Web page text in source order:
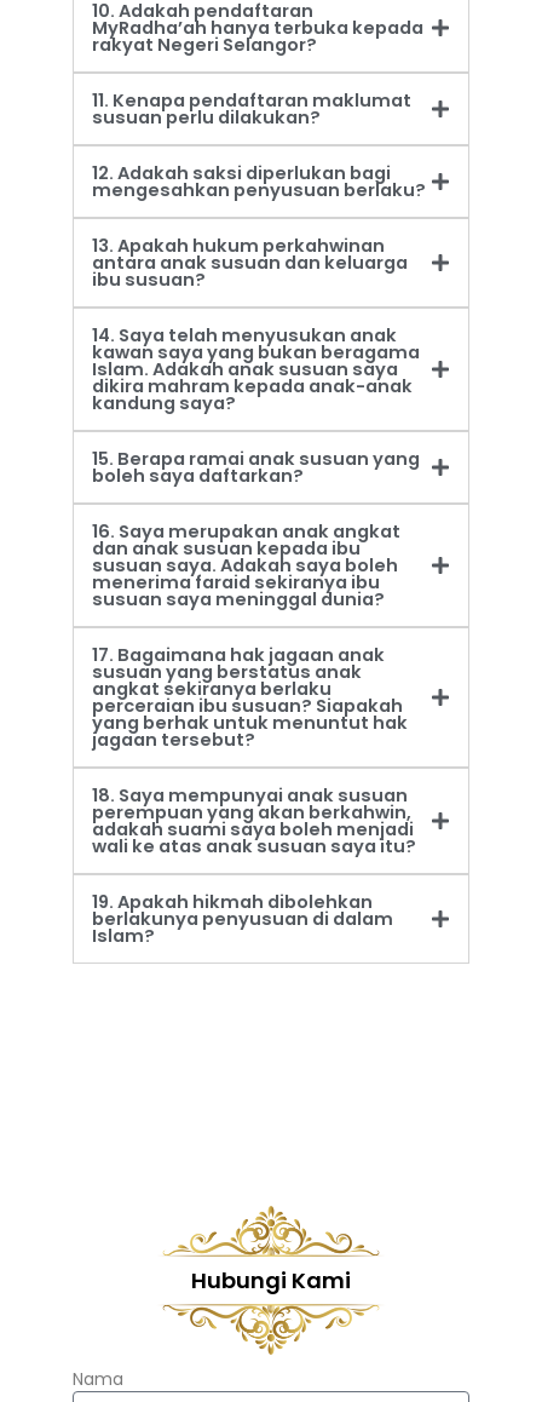
10. Adakah pendaftaran
MyRadha’ah hanya terbuka kepada
rakyat Negeri Selangor?
11. Kenapa pendaftaran maklumat
susuan perlu dilakukan?
12. Adakah saksi diperlukan bagi
mengesahkan penyusuan berlaku?
13. Apakah hukum perkahwinan
antara anak susuan dan keluarga
ibu susuan?
14. Saya telah menyusukan anak
kawan saya yang bukan beragama
Islam. Adakah anak susuan saya
dikira mahram kepada anak-anak
kandung saya?
15. Berapa ramai anak susuan yang
boleh saya daftarkan?
16. Saya merupakan anak angkat
dan anak susuan kepada ibu
susuan saya. Adakah saya boleh
menerima faraid sekiranya ibu
susuan saya meninggal dunia?
17. Bagaimana hak jagaan anak
susuan yang berstatus anak
angkat sekiranya berlaku
perceraian ibu susuan? Siapakah
yang berhak untuk menuntut hak
jagaan tersebut?
18. Saya mempunyai anak susuan
perempuan yang akan berkahwin,
adakah suami saya boleh menjadi
wali ke atas anak susuan saya itu?
19. Apakah hikmah dibolehkan
berlakunya penyusuan di dalam
Islam?
Hubungi Kami
Nama